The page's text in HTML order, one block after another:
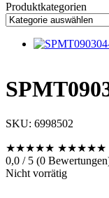
Produktkategorien
SKU: 6998502
★★★★★ ★★★★★
0,0 / 5 (0
Nicht vorrätig